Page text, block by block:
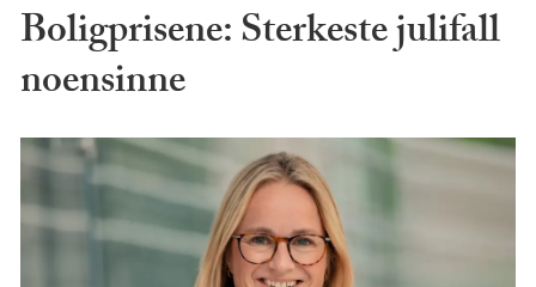
Boligprisene: Sterkeste julifall
noensinne